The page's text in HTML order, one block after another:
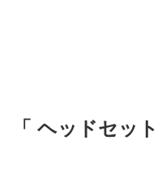
「 ヘッドセッ